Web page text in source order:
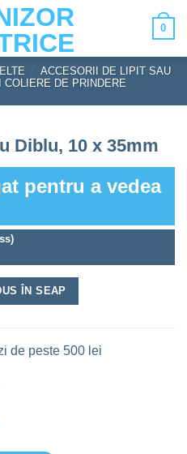
0
ACCESORII DE LIPIT SAU
COLIERE DE PRINDERE
Diblu, 10 x 35mm
pentru a vedea
ÎN SEAP
de peste 500 lei